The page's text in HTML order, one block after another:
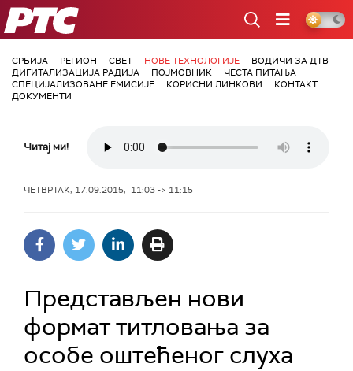
РТС
СРБИЈА РЕГИОН СВЕТ НОВЕ ТЕХНОЛОГИЈЕ
ВОДИЧИ ЗА ДТВ
ДИГИТАЛИЗАЦИЈА РАДИЈА
ПОЈМОВНИК
ЧЕСТА ПИТАЊА
СПЕЦИЈАЛИЗОВАНЕ ЕМИСИЈЕ
КОРИСНИ ЛИНКОВИ
КОНТАКТ
ДОКУМЕНТИ
Читај ми!
ЧЕТВРТАК, 17.09.2015, 11:03 -> 11:15
Представљен нови
формат титловања за
особе оштећеног слуха